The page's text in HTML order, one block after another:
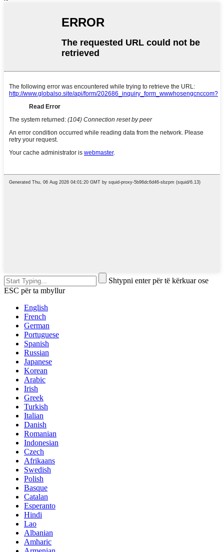
Shtypni enter për të kërkuar ose
ESC për ta mbyllur
English
French
German
Portuguese
Spanish
Russian
Japanese
Korean
Arabic
Irish
Greek
Turkish
Italian
Danish
Romanian
Indonesian
Czech
Afrikaans
Swedish
Polish
Basque
Catalan
Esperanto
Hindi
Lao
Albanian
Amharic